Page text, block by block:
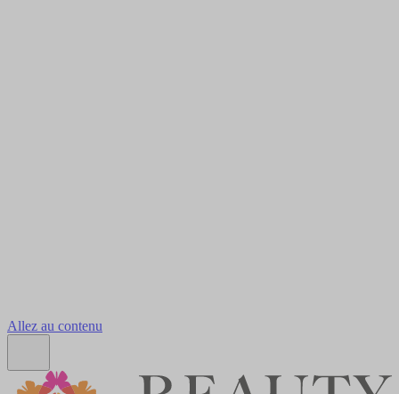
Allez au contenu